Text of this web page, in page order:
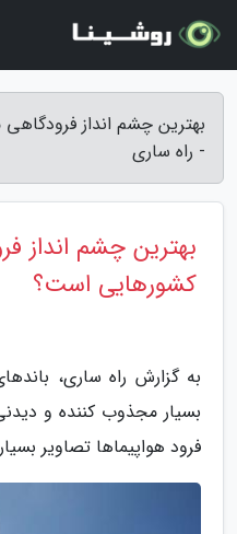
بهترین چشم انداز
- راه ساری
بهترین چشم انداز
کشورهایی است؟
به گزارش راه ساری،
بسیار مجذوب کننده و
فرود هواپیماها تصاویر